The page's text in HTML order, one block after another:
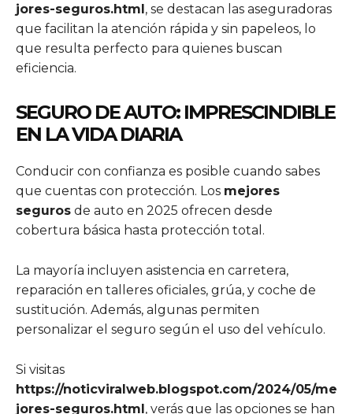
jores-seguros.html, se destacan las aseguradoras
que facilitan la atención rápida y sin papeleos, lo
que resulta perfecto para quienes buscan
eficiencia.
SEGURO DE AUTO: IMPRESCINDIBLE
EN LA VIDA DIARIA
Conducir con confianza es posible cuando sabes
que cuentas con protección. Los mejores
seguros de auto en 2025 ofrecen desde
cobertura básica hasta protección total.
La mayoría incluyen asistencia en carretera,
reparación en talleres oficiales, grúa, y coche de
sustitución. Además, algunas permiten
personalizar el seguro según el uso del vehículo.
Si visitas
https://noticviralweb.blogspot.com/2024/05/me
jores-seguros.html, verás que las opciones se han